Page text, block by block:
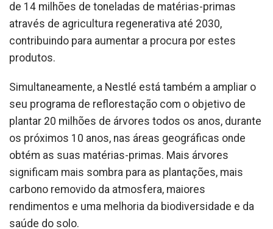
de 14 milhões de toneladas de matérias-primas
através de agricultura regenerativa até 2030,
contribuindo para aumentar a procura por estes
produtos.
Simultaneamente, a Nestlé está também a ampliar o
seu programa de reflorestação com o objetivo de
plantar 20 milhões de árvores todos os anos, durante
os próximos 10 anos, nas áreas geográficas onde
obtém as suas matérias-primas. Mais árvores
significam mais sombra para as plantações, mais
carbono removido da atmosfera, maiores
rendimentos e uma melhoria da biodiversidade e da
saúde do solo.